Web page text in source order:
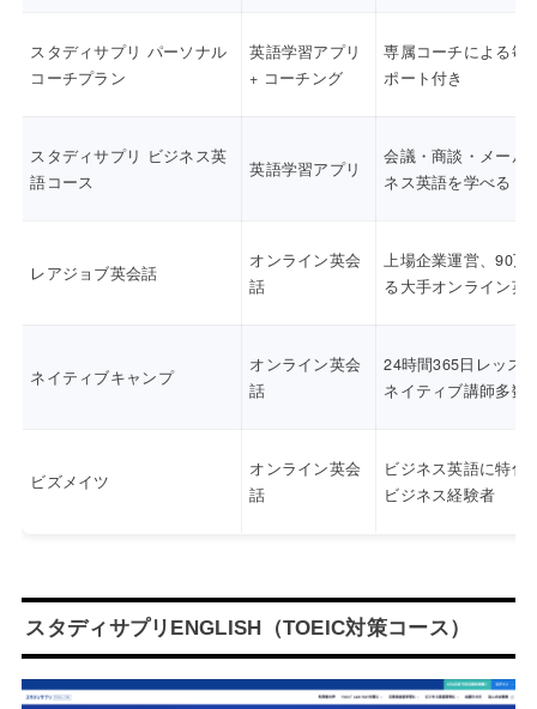
スタディサプリ パーソナル
コーチプラン
英語学習アプリ
+ コーチング
専属コーチによる毎
ポート付き
スタディサプリ ビジネス英
語コース
英語学習アプリ
会議・商談・メール
ネス英語を学べる
レアジョブ英会話
オンライン英会
話
上場企業運営、90万
る大手オンライン英
ネイティブキャンプ
オンライン英会
話
24時間365日レッス
ネイティブ講師多数
ビズメイツ
オンライン英会
話
ビジネス英語に特化
ビジネス経験者
スタディサプリENGLISH（TOEIC対策コース）